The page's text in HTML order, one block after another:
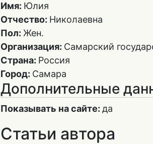
Имя: Юлия
Отчество: Николаевна
Пол: Жен.
Организация: Самарский
Страна: Россия
Город: Самара
Дополнительные
Показывать на сайте: да
Статьи автора